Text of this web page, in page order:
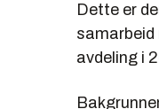
Dette er
samarbeid
avdeling i